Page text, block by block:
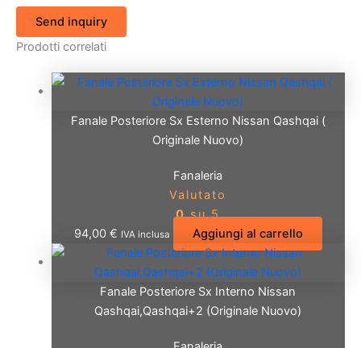
Send inquiry
Prodotti correlati
Fanale Posteriore Sx Esterno Nissan Qashqai (
Originale Nuovo)
Fanaleria
Valutato
0su 5
94,00 € IVA inclusa Aggiungi al carrello
Fanale Posteriore Sx Interno Nissan
Qashqai,Qashqai+2 (Originale Nuovo)